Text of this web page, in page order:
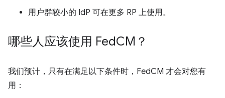
用户群较小的 IdP 可在更多 RP 上使用。
哪些人应该使用 FedCM？
我们预计，只有在满足以下条件时，FedCM 才会对您有
用：